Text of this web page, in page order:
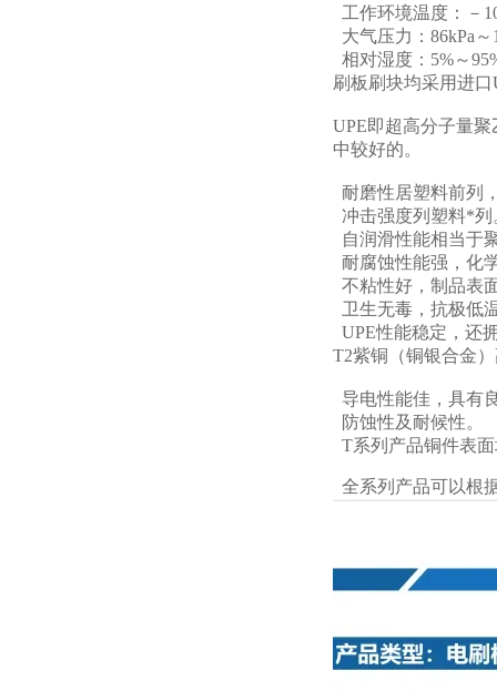
工作环境温度：
大气压力：86kPa～
相对湿度：5%～
刷板刷块均采用进
UPE即超高分子量
中较好的。
耐磨性居塑料前列
冲击强度列塑料*列
自润滑性能相当于
耐腐蚀性能强，化
不粘性好，制品表
卫生无毒，抗极低
UPE性能稳定，还
T2紫铜（铜银合金
导电性能佳，具有
防蚀性及耐候性。
T系列产品铜件表
全系列产品可以根